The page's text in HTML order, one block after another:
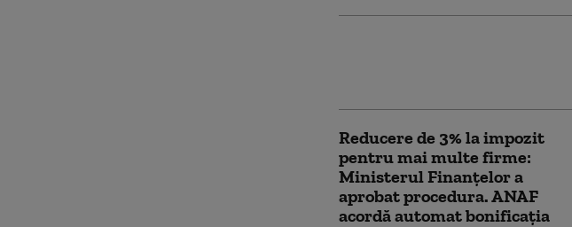
Reducere de 3% la impozit
pentru mai multe firme:
Ministerul Finanțelor a
aprobat procedura. ANAF
acordă automat bonificația